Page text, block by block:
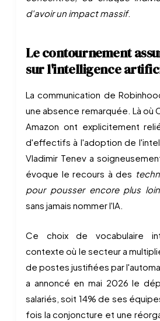
d'avoir un impact massif.
Le contournement
sur l'intelligence
La communication de
une absence remarquée. Là où
Amazon ont explicitement
d'effectifs à l'adoption de
Vladimir Tenev a
évoque le recours à des
pour pousser encore plus
sans jamais nommer l'IA.
Ce choix de vocabulaire
contexte où le secteur a
de postes justifiées par
a annoncé en mai 2026 le
salariés, soit 14% de ses
fois la conjoncture et une